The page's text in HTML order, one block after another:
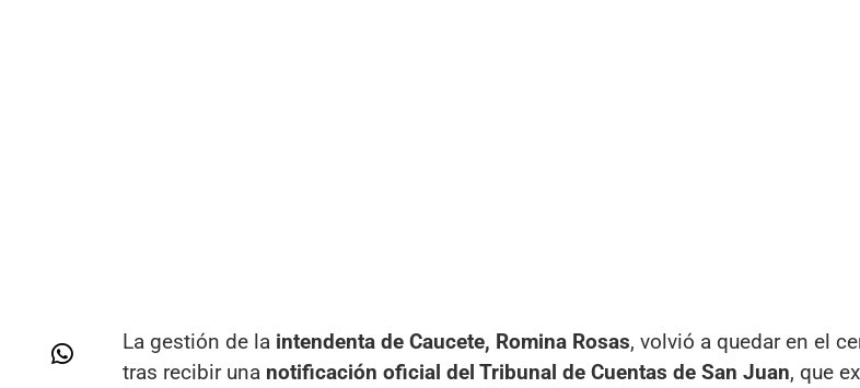
La gestión de la intendenta de Caucete, Romina Rosas, volvió a quedar en el
tras recibir una notificación oficial del Tribunal de Cuentas de San Juan, que